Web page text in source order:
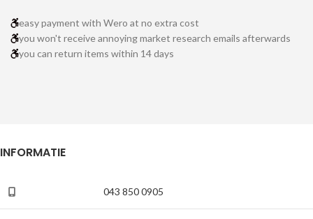
easy payment with Wero at no extra cost
you won't receive annoying market research emails afterwards
you can return items within 14 days
INFORMATIE
043 850 0905